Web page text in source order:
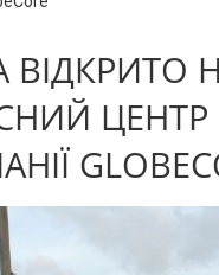
ВІДКРИТО
ЦЕНТР